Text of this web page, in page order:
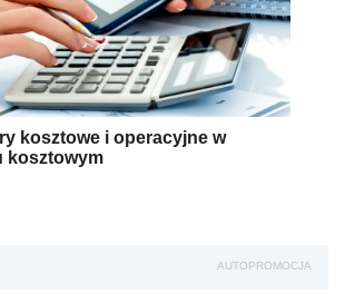
kosztowe i operacyjne w
kosztowym
AUTOPROMOCJA